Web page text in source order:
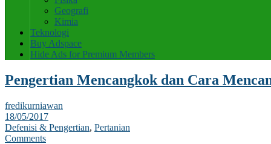
Geografi
Kimia
Teknologi
Buy Adspace
Hide Ads for Premium Members
Pengertian Mencangkok dan Cara
fredikurniawan
18/05/2017
Defenisi & Pengertian, Pertanian
Comments